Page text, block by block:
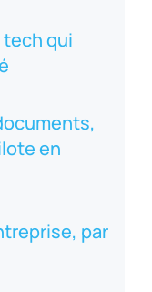
qui
en
par